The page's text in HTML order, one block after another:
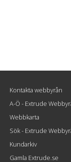
Kontakta webbyrån
A-Ö - Extrude
Webbkarta
Sök - Extrude
Kundarkiv
Gamla Extrude.se